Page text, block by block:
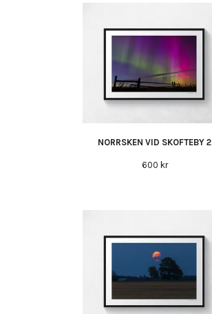
NORRSKEN VID SKOFTEBY 2
600 kr